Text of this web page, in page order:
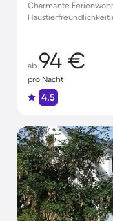
Charmante
Haustierfreundlichkeit
ab 94 €
pro Nacht
4.5